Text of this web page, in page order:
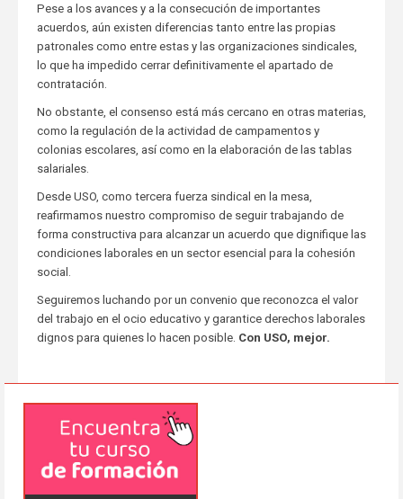
Pese a los avances y a la consecución de importantes
acuerdos, aún existen diferencias tanto entre las propias
patronales como entre estas y las organizaciones sindicales,
lo que ha impedido cerrar definitivamente el apartado de
contratación.
No obstante, el consenso está más cercano en otras materias,
como la regulación de la actividad de campamentos y
colonias escolares, así como en la elaboración de las tablas
salariales.
Desde USO, como tercera fuerza sindical en la mesa,
reafirmamos nuestro compromiso de seguir trabajando de
forma constructiva para alcanzar un acuerdo que dignifique las
condiciones laborales en un sector esencial para la cohesión
social.
Seguiremos luchando por un convenio que reconozca el valor
del trabajo en el ocio educativo y garantice derechos laborales
dignos para quienes lo hacen posible. Con USO, mejor.